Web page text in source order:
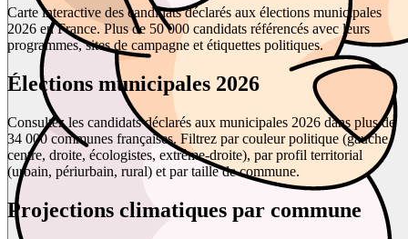
Carte interactive des candidats déclarés aux élections municipales
2026 en France. Plus de 50 000 candidats référencés avec leurs
programmes, sites de campagne et étiquettes politiques.
Élections municipales 2026
Consultez les candidats déclarés aux municipales 2026 dans plus de
34 000 communes françaises. Filtrez par couleur politique (gauche,
centre, droite, écologistes, extrême-droite), par profil territorial
(urbain, périurbain, rural) et par taille de commune.
Projections climatiques par commune